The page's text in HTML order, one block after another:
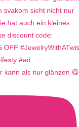
kann als nur glänzen 😋